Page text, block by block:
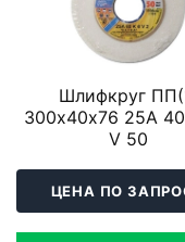
Шлифкруг
300х40х76 25A
V 50
ЦЕНА ПО